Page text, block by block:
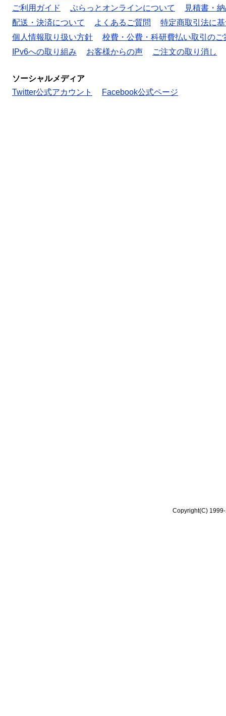
ご利用ガイド
ぷらっとオンラインについて
見積書・
配送・決済について
よくあるご質問
特定商取引法に
個人情報取り扱い方針
校費・公費・科研費払い取引のご
IPv6への取り組み
お客様からの声 ご注文の取り消し
ソーシャルメディア
Twitter公式アカウント
Facebook公式ページ
Copyright(C)